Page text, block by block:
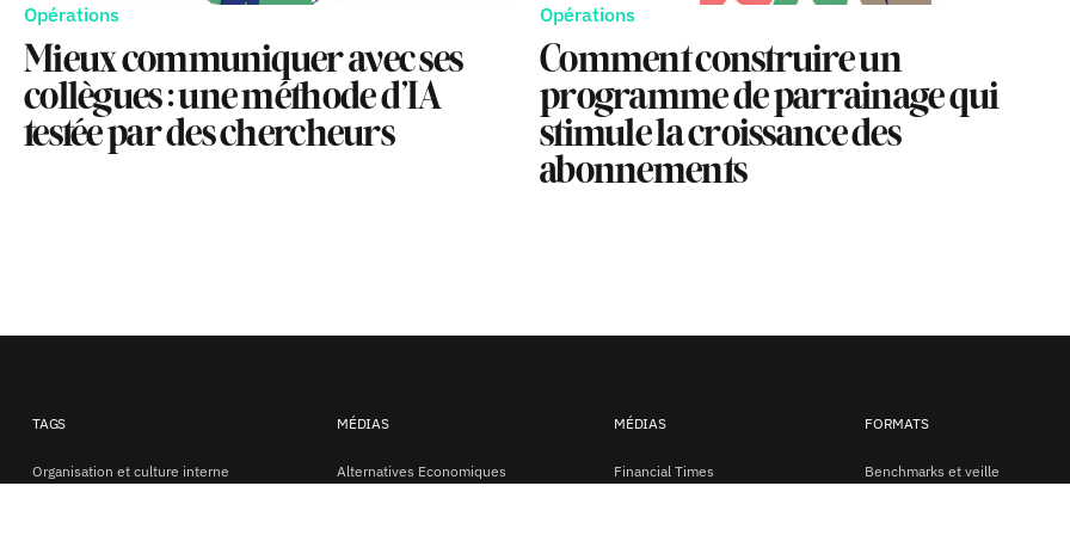
Opérations
Mieux communiquer avec ses
collègues : une méthode d’IA
testée par des chercheurs
Opérations
Comment construire un
programme de parrainage qui
stimule la croissance des
abonnements
TAGS
Organisation et culture interne
MÉDIAS
Alternatives Economiques
MÉDIAS
Financial Times
FORMATS
Benchmarks et veille